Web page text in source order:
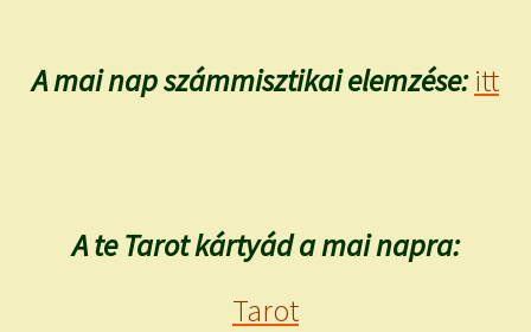
A mai nap számmisztikai elemzése: itt
A te Tarot kártyád a mai napra:
Tarot